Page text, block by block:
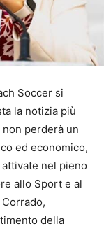
Soccer si
la notizia più
perderà un
ed economico,
nel pieno
allo Sport e al
della